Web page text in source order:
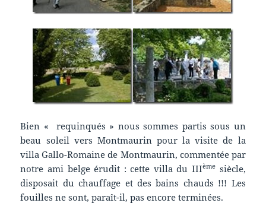
Bien « requinqués » nous sommes partis sous un
beau soleil vers Montmaurin pour la visite de la
villa Gallo-Romaine de Montmaurin, commentée par
notre ami belge érudit : cette villa du IIIèmesiècle,
disposait du chauffage et des bains chauds !!! Les
fouilles ne sont, paraît-il, pas encore terminées.